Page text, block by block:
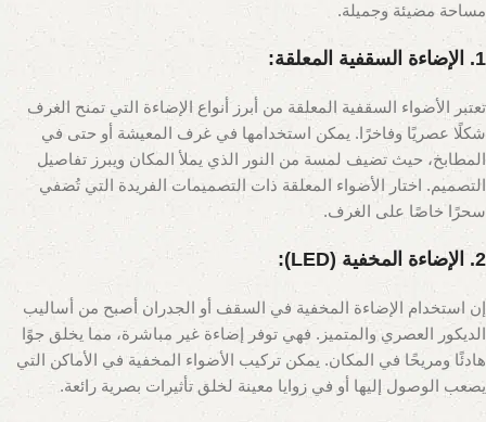
مساحة مضيئة وجميلة.
1. الإضاءة السقفية المعلقة:
تعتبر الأضواء السقفية المعلقة من أبرز أنواع الإضاءة التي تمنح الغرف
شكلًا عصريًا وفاخرًا. يمكن استخدامها في غرف المعيشة أو حتى في
المطابخ، حيث تضيف لمسة من النور الذي يملأ المكان ويبرز تفاصيل
التصميم. اختار الأضواء المعلقة ذات التصميمات الفريدة التي تُضفي
سحرًا خاصًا على الغرف.
2. الإضاءة المخفية (LED):
إن استخدام الإضاءة المخفية في السقف أو الجدران أصبح من أساليب
الديكور العصري والمتميز. فهي توفر إضاءة غير مباشرة، مما يخلق جوًا
هادئًا ومريحًا في المكان. يمكن تركيب الأضواء المخفية في الأماكن التي
يصعب الوصول إليها أو في زوايا معينة لخلق تأثيرات بصرية رائعة.